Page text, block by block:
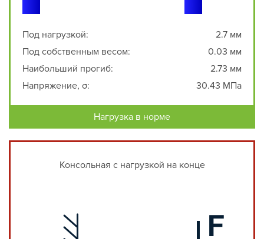
Под нагрузкой:
2.7 мм
Под собственным весом:
0.03 мм
Наибольший прогиб:
2.73 мм
Напряжение, σ:
30.43 МПа
Нагрузка в норме
Консольная с нагрузкой на конце